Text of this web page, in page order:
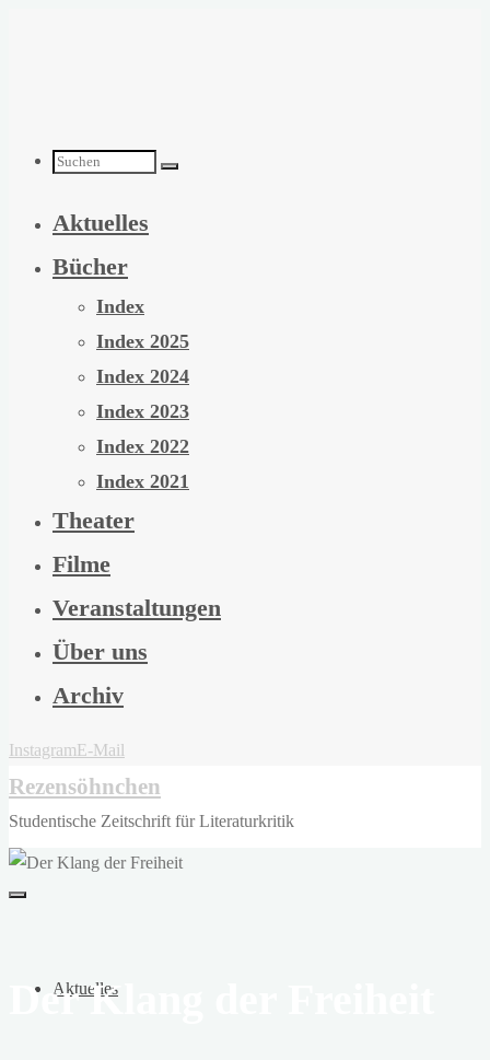
Suchen
nach:
Aktuelles
Bücher
Index
Index 2025
Index 2024
Index 2023
Index 2022
Index 2021
Theater
Filme
Veranstaltungen
Über uns
Archiv
InstagramE-Mail
Rezensöhnchen
Studentische Zeitschrift für Literaturkritik
Aktuelles
Der Klang der Freiheit